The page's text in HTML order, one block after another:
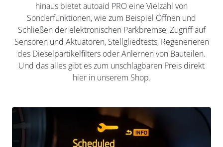
hinaus bietet autoaid PRO eine Vielzahl von
Sonderfunktionen, wie zum Beispiel Öffnen und
Schließen der elektronischen Parkbremse, Zugriff auf
Sensoren und Aktuatoren, Stellgliedtests, Regenerieren
des Dieselpartikelfilters oder Anlernen von Bauteilen.
Und das alles gibt es zum unschlagbaren Preis direkt
hier in unserem Shop.